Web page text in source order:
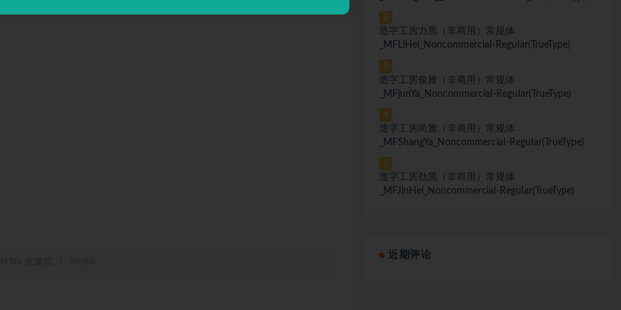
2
造字工房力黑（非商用）常规体
_MFLiHei_NoncommerciaI-ReguIar(TrueType)
3
造字工房俊雅（非商用）常规体
_MFjunYa_NoncommerciaI-ReguIar(TrueType)
4
造字工房尚雅（非商用）常规体
_MFShangYa_NoncommerciaI-ReguIar(TrueType)
5
造字工房劲黑（非商用）常规体
_MFJinHei_NoncommerciaI-ReguIar(TrueType)
近期评论